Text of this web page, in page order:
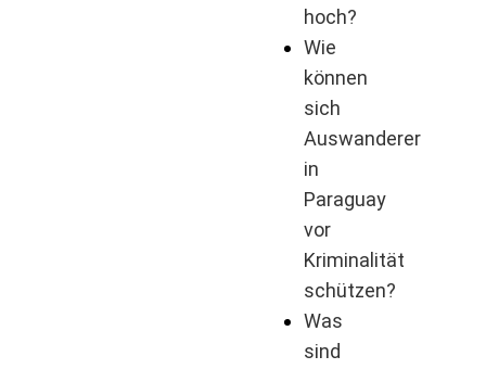
hoch?
Wie
können
sich
Auswanderer
in
Paraguay
vor
Kriminalität
schützen?
Was
sind